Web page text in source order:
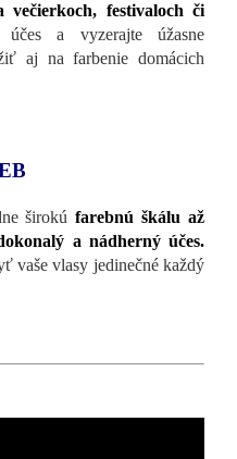
večierkoch, festivaloch či
a vyzerajte úžasne
aj na farbenie domácich
širokú farebnú škálu až
a nádherný účes.
vaše vlasy jedinečné každý